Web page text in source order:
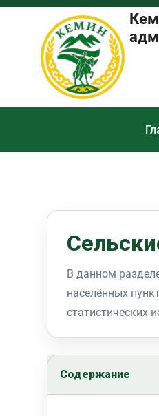
В данном
населённых
статистических
Содержание